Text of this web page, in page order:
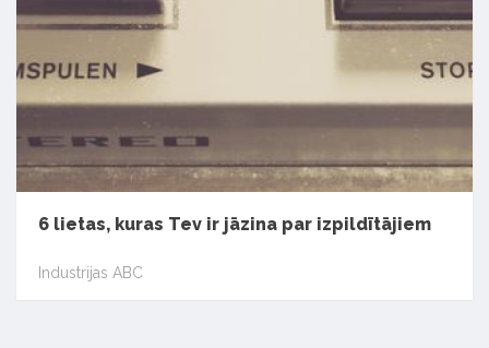
6 lietas, kuras Tev ir jāzina par izpildītājiem
Industrijas ABC